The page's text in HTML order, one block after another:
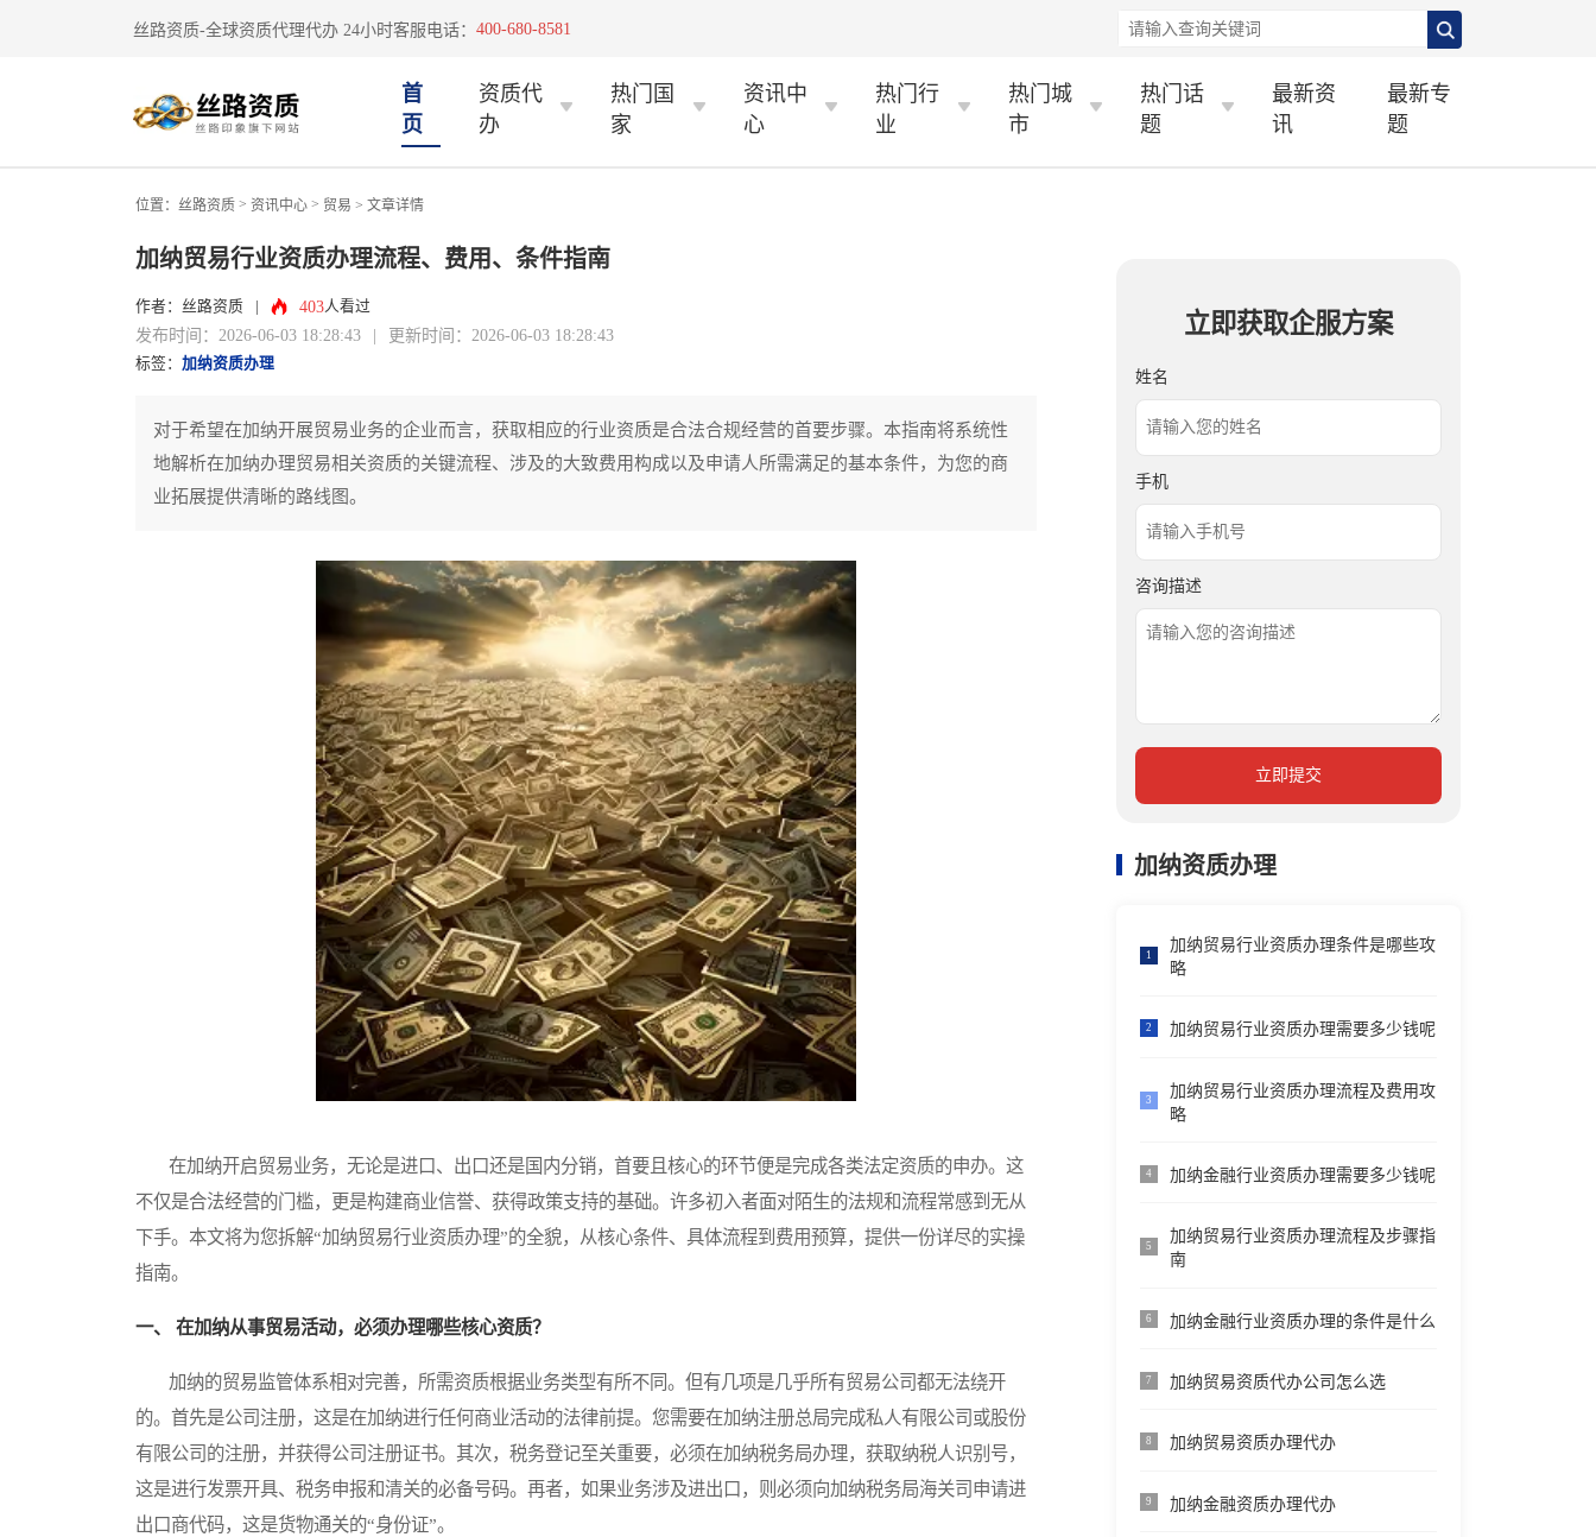
丝路资质-全球资质代理代办 24小时客服电话： 400-680-8581
首
页
资质代
办
热门国
家
资讯中
心
热门行
业
热门城
市
热门话
题
最新资
讯
最新专
题
位置： 丝路资质 > 资讯中心 > 贸易 > 文章详情
加纳贸易行业资质办理流程、费用、条件指南
作者：丝路资质 403人看过
发布时间：2026-06-03 18:28:43 | 更新时间：2026-06-03 18:28:43
标签： 加纳资质办理
对于希望在加纳开展贸易业务的企业而言，获取相应的行业资质是合法合规经营的首要步骤。本指南将系统性
地解析在加纳办理贸易相关资质的关键流程、涉及的大致费用构成以及申请人所需满足的基本条件，为您的商
业拓展提供清晰的路线图。
在加纳开启贸易业务，无论是进口、出口还是国内分销，首要且核心的环节便是完成各类法定资质的申办。这
不仅是合法经营的门槛，更是构建商业信誉、获得政策支持的基础。许多初入者面对陌生的法规和流程常感到无从
下手。本文将为您拆解“加纳贸易行业资质办理”的全貌，从核心条件、具体流程到费用预算，提供一份详尽的实操
指南。
一、 在加纳从事贸易活动，必须办理哪些核心资质？
加纳的贸易监管体系相对完善，所需资质根据业务类型有所不同。但有几项是几乎所有贸易公司都无法绕开
的。首先是公司注册，这是在加纳进行任何商业活动的法律前提。您需要在加纳注册总局完成私人有限公司或股份
有限公司的注册，并获得公司注册证书。其次，税务登记至关重要，必须在加纳税务局办理，获取纳税人识别号，
这是进行发票开具、税务申报和清关的必备号码。再者，如果业务涉及进出口，则必须向加纳税务局海关司申请进
出口商代码，这是货物通关的“身份证”。
立即获取企服方案
姓名
手机
咨询描述
立即提交
加纳资质办理
1
加纳贸易行业资质办理条件是哪些攻
略
2 加纳贸易行业资质办理需要多少钱呢
3
加纳贸易行业资质办理流程及费用攻
略
4 加纳金融行业资质办理需要多少钱呢
5
加纳贸易行业资质办理流程及步骤指
南
6 加纳金融行业资质办理的条件是什么
7 加纳贸易资质代办公司怎么选
8 加纳贸易资质办理代办
9 加纳金融资质办理代办